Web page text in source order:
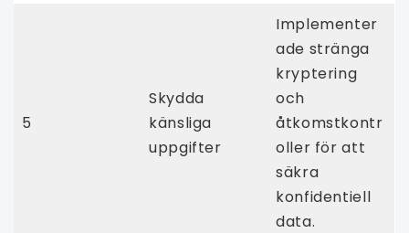
5
Skydda
känsliga
uppgifter
Implementer
ade stränga
kryptering
och
åtkomstkontr
oller för att
säkra
konfidentiell
data.